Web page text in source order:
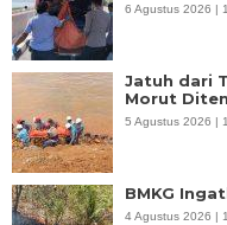
6 Agustus 2026 |
Jatuh dari
Morut
5 Agustus 2026 |
BMKG
4 Agustus 2026 |